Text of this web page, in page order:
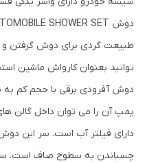
طبیعت گردی برای دوش گرفتن
توانید بعنوان کارواش ماشین
دوش آفرودی برقی با حجم کم
پمپ آن را می توان داخل گالن
دارای فیلتر آب است. سر این دوش
چسباندن به سطوح صاف است.